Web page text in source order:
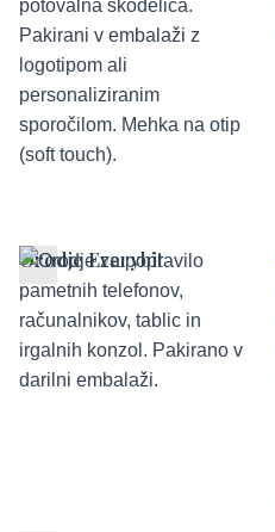
Orodje Everybit